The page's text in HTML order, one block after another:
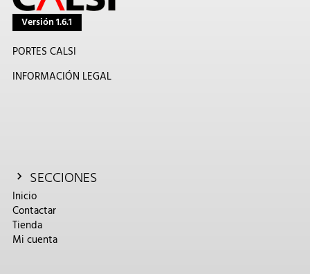
Versión 1.6.1
PORTES CALSI
INFORMACIÓN LEGAL
SECCIONES
Inicio
Contactar
Tienda
Mi cuenta